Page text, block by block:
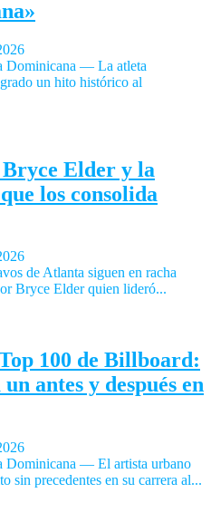
— La atleta
un hito histórico al
Elder y la
los consolida
de Atlanta siguen en racha
Bryce Elder quien lideró...
100 de Billboard:
antes y después en
— El artista urbano
sin precedentes en su carrera al...